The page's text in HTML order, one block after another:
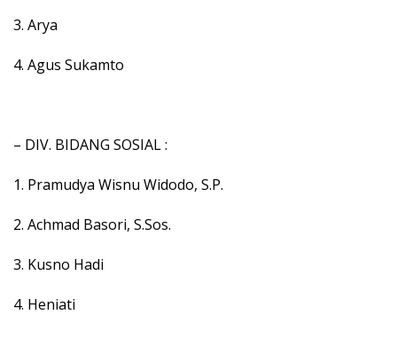
3. Arya
4. Agus Sukamto
– DIV. BIDANG SOSIAL :
1. Pramudya Wisnu Widodo, S.P.
2. Achmad Basori, S.Sos.
3. Kusno Hadi
4. Heniati